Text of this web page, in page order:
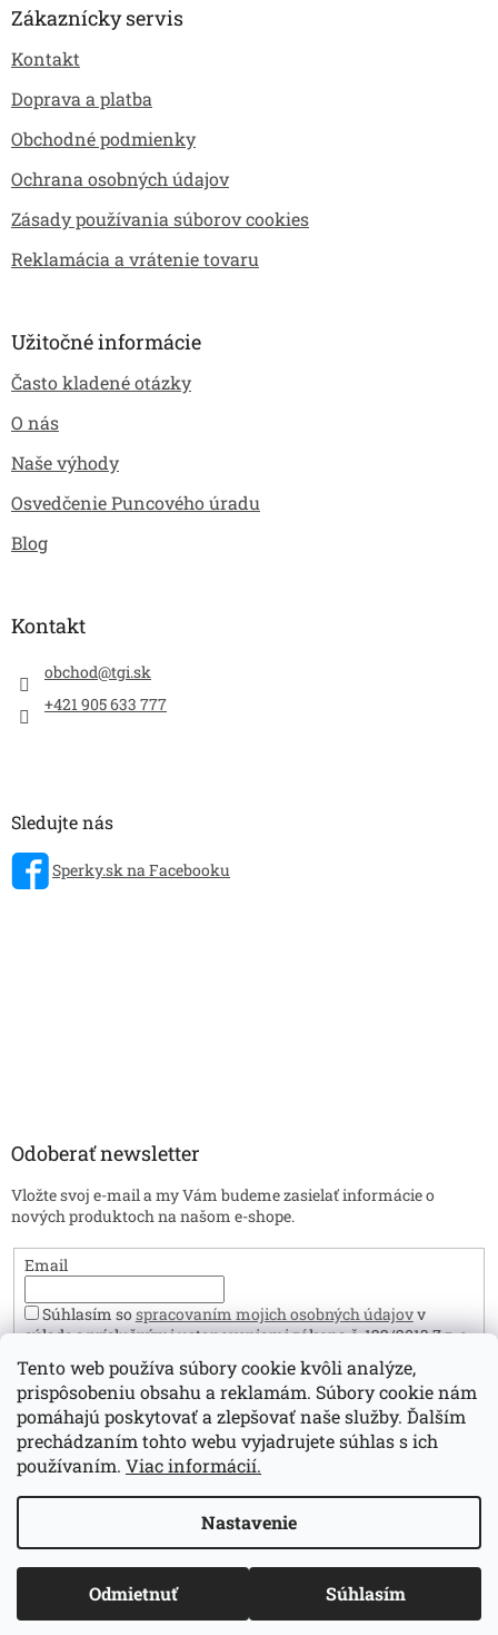
Tento web používa súbory cookie kvôli analýze,
prispôsobeniu obsahu a reklamám. Súbory cookie nám
pomáhajú poskytovať a zlepšovať naše služby. Ďalším
prechádzaním tohto webu vyjadrujete súhlas s ich
používaním. Viac informácií.
Nastavenie
Odmietnuť Súhlasím
Zákaznícky servis
Kontakt
Doprava a platba
Obchodné podmienky
Ochrana osobných údajov
Zásady používania súborov cookies
Reklamácia a vrátenie tovaru
Užitočné informácie
Často kladené otázky
O nás
Naše výhody
Osvedčenie Puncového úradu
Blog
Kontakt
obchod@tgi.sk
+421 905 633 777
Sledujte nás
Sperky.sk na Facebooku
Odoberať newsletter
Vložte svoj e-mail a my Vám budeme zasielať informácie o
nových produktoch na našom e-shope.
Email
Súhlasím sospracovaním mojich osobných údajovv
súlade s príslušnými ustanoveniami zákona č. 122/2013 Z.z. o
ochrane osobných údajov. Zároveň prehlasujem, že mám viac
ako 16 rokov.
Prihlásiť sa
Copyright 2026Sperky.sk. Všetky práva vyhradené.Upraviť